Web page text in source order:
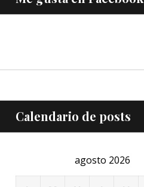
Calendario de posts
agosto 2026